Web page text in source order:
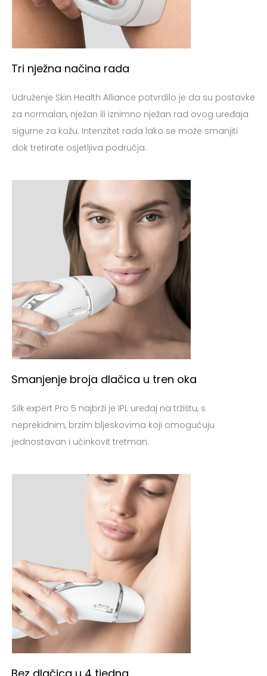
Kontakt
Registracija
Moj račun
Tri nježna načina rada
Udruženje Skin Health Alliance potvrdilo je da su postavke
za normalan, nježan ili iznimno nježan rad ovog uređaja
sigurne za kožu. Intenzitet rada lako se može smanjiti
dok tretirate osjetljiva područja.
Smanjenje broja dlačica u tren oka
Silk·expert Pro 5 najbrži je IPL uređaj na tržištu, s
neprekidnim, brzim bljeskovima koji omogućuju
jednostavan i učinkovit tretman.